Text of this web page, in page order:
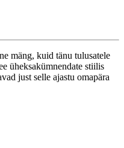
mäng, kuid tänu tulusatele
üheksakümnendate stiilis
just selle ajastu omapära